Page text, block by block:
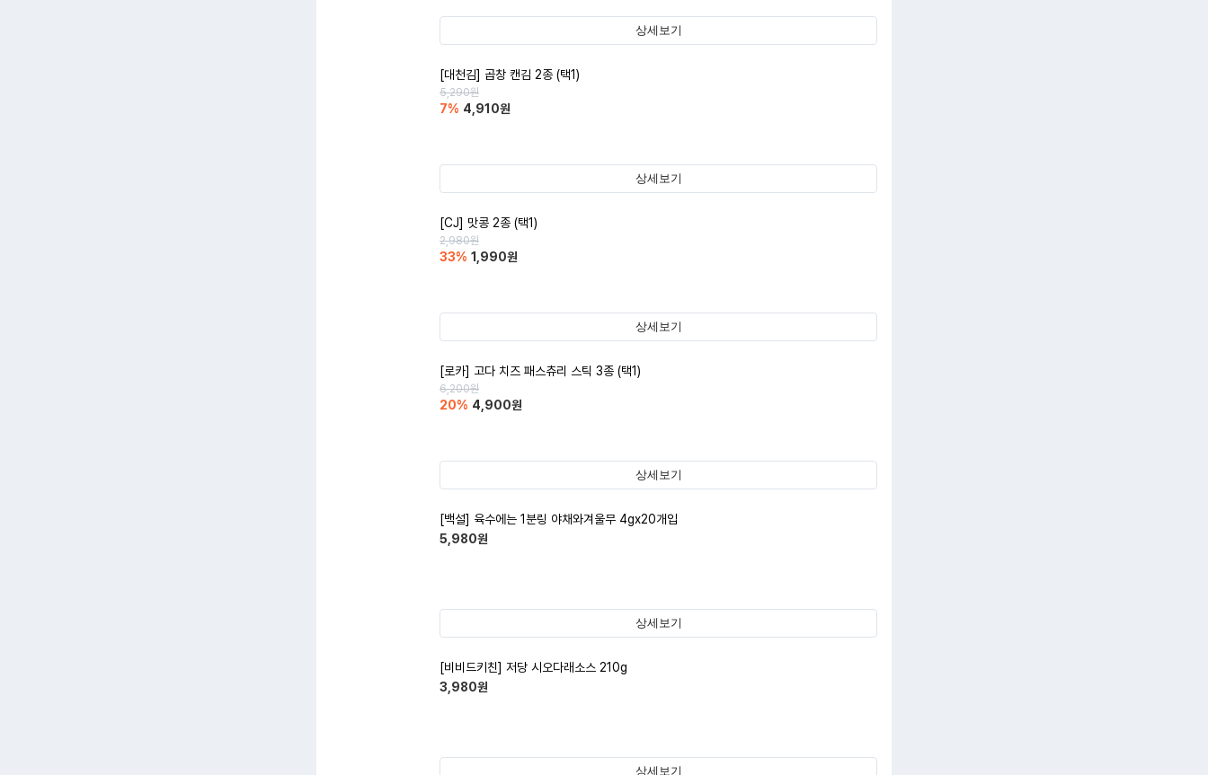
상세보기
[대천김] 곱창 캔김 2종 (택1)
5,290원
7% 4,910원
상세보기
[CJ] 맛콩 2종 (택1)
2,980원
33% 1,990원
상세보기
[로카] 고다 치즈 패스츄리 스틱 3종 (택1)
6,200원
20% 4,900원
상세보기
[백설] 육수에는 1분링 야채와겨울무 4gx20개입
5,980원
상세보기
[비비드키친] 저당 시오다래소스 210g
3,980원
상세보기